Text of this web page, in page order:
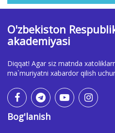
O'zbekiston
akademiyasi
Diqqat! Agar siz matnda
ma`muriyatni xabardor qilish
Bog'lanish